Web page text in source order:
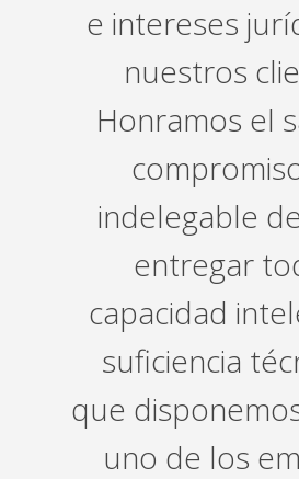
e intereses
nuestros
Honramos el
indelegable
entregar
capacidad
suficiencia
que
uno de los